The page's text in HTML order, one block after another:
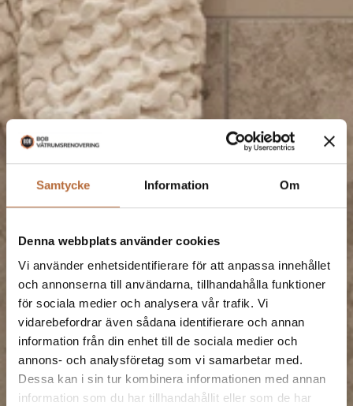
Samtycke Information Om
Denna webbplats använder cookies
Vi använder enhetsidentifierare för att anpassa innehållet
och annonserna till användarna, tillhandahålla funktioner
för sociala medier och analysera vår trafik. Vi
vidarebefordrar även sådana identifierare och annan
information från din enhet till de sociala medier och
annons- och analysföretag som vi samarbetar med.
Dessa kan i sin tur kombinera informationen med annan
information som du har tillhandahållit eller som de har